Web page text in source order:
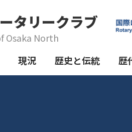
タリークラブ
Osaka North
現況 歴史と伝統 歴